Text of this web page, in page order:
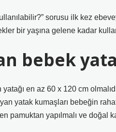
sorusu ilk kez
bir yaşına gelene kadar
bebek
en az 60 x 120 cm
yatak kumaşları bebeğin
pamuktan yapılmalı ve doğal